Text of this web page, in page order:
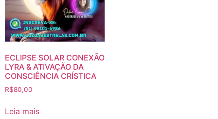
ECLIPSE SOLAR CONEXÃO
LYRA & ATIVAÇÃO DA
CONSCIÊNCIA CRÍSTICA
R$80,00
Leia mais